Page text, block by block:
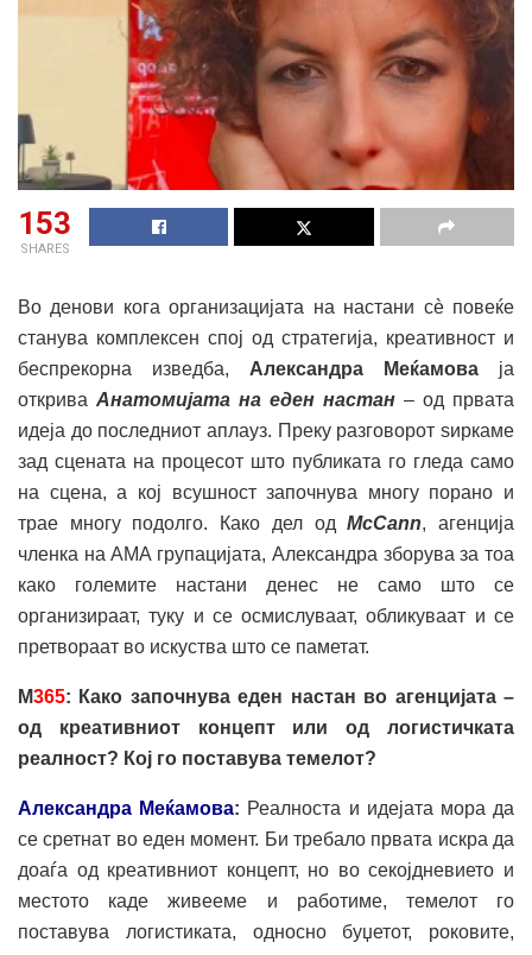
153
SHARES
Во денови кога организацијата на настани сè повеќе
станува комплексен спој од стратегија, креативност и
беспрекорна изведба, Александра Меќамова ја
открива Анатомијата на еден настан – од првата
идеја до последниот аплауз. Преку разговорот ѕиркаме
зад сцената на процесот што публиката го гледа само
на сцена, а кој всушност започнува многу порано и
трае многу подолго. Како дел одMcCann, агенција
членка на AMA групацијата, Александра зборува за тоа
како големите настани денес не само што се
организираат, туку и се осмислуваат, обликуваат и се
претвораат во искуства што се паметат.
М365: Како започнува еден настан во агенцијата–
од креативниот концепт или од логистичката
реалност? Кој го поставува темелот?
Александра Меќамова: Реалноста и идејата мора да
се сретнат во еден момент. Би требало првата искра да
доаѓа од креативниот концепт, но во секојдневието и
местото каде живееме и работиме, темелот го
поставува логистиката, односно буџетот, роковите,